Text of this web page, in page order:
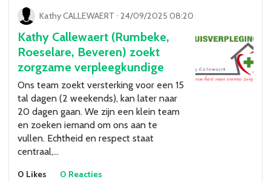
Kathy CALLEWAERT ᐧ 24/09/2025 08:20
Kathy Callewaert (Rumbeke,
Roeselare, Beveren) zoekt
zorgzame verpleegkundige
Ons team zoekt versterking voor een 15
tal dagen (2 weekends), kan later naar
20 dagen gaan. We zijn een klein team
en zoeken iemand om ons aan te
vullen. Echtheid en respect staat
centraal,…
0 Likes 0 Reacties